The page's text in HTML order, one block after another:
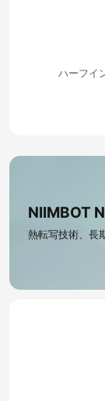
ハーフイ
NIIMBOT
熱転写技術、長